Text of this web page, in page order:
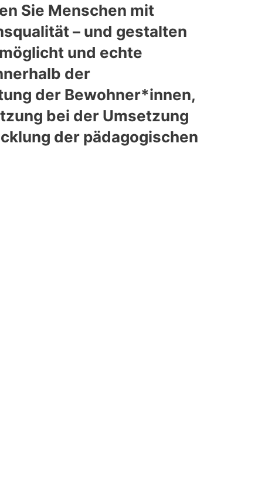
Sie Menschen mit
– und gestalten
und echte
der
der Bewohner*innen,
bei der Umsetzung
der pädagogischen